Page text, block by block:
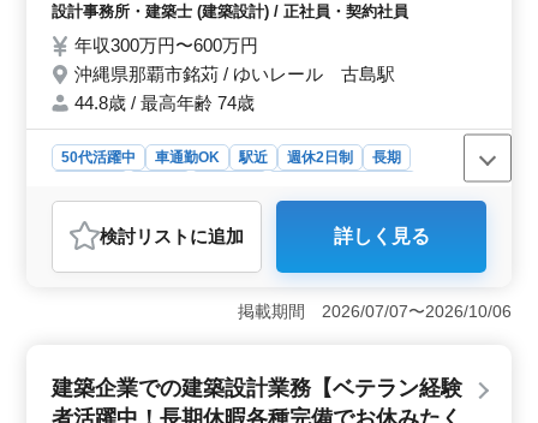
す。特に設計経験に年数の制限がないため、多様な経歴
を持つ方がそのまま活かせる環境です。これまでの設計
業務や建築監理の実績を活かしたいと考えている方に
は、やりがいを感じながら働けるでしょう。 ＜働き
やすい就業環境と柔軟な勤務体制＞ 就業時間は朝9時30
分から夕方17時30分で、残業もなく、家族や趣味などプ
ライベートの時間をしっかり確保しながら働けます。週5
～6日勤務で、隔週土曜日や日曜祝日が休日として設定さ
れているため、ワークライフバランスも取りやすくなっ
ています。さらに、長期休暇も充実しており、年末年始
や夏季休暇に加えて有給休暇も取得可能です。
・工事全般の確認作業 等 ・打ち合わせ、現
場調査業務 ・CAD操作 このようなお仕事を
して頂きます☆ ポイントは・・？ ・作業着
支給 ・交通費支給 ・資格手当支給 ・週休2
で駅徒歩圏内なので通いやすい環境になって
ます♪ 1級建築士の方条件面優遇致します！
お問い合わせください♪
設計事務所・建築士 (建築設計) / 正社員・契約社員
年収300万円〜600万円
沖縄県那覇市銘苅 / ゆいレール 古島駅
44.8歳 / 最高年齢 74歳
50代活躍中 車通勤OK 駅近 週休2日制
長期
おすすめポイント
＜業務内容の特徴＞ この求人は、設計事務所での建築
意匠設計業務に関するものです。集合住宅、店舗、工
場、学校、公営住宅など、多岐にわたる建築案件に携わ
ることができます。基本設計や設計監理、施工図のチェ
通費の支給など、働く環境を整えるための待遇が充実し
ています。また、週休2日制や車通勤可能、さらに駅徒歩
検討リスト に追加 詳しく見る
掲載期間 2026/07/07〜2026/10/06
建築企業での建築設計業務【ベテラン経験
者活躍中！長期休暇各種完備でお休みたく